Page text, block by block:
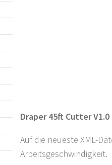
Draper 45ft Cutter V1.0
Auf die neueste XML-
Arbeitsgeschwindigkeit.